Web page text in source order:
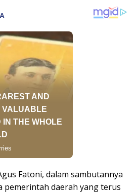
Fatoni, dalam sambutannya
pemerintah daerah yang terus